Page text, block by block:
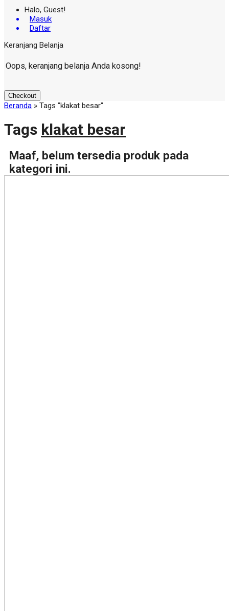
Halo, Guest!
Masuk
Daftar
Keranjang Belanja
Oops, keranjang belanja Anda kosong!
Checkout
Beranda » Tags "klakat besar"
Tags klakat besar
Maaf, belum tersedia produk pada
kategori ini.